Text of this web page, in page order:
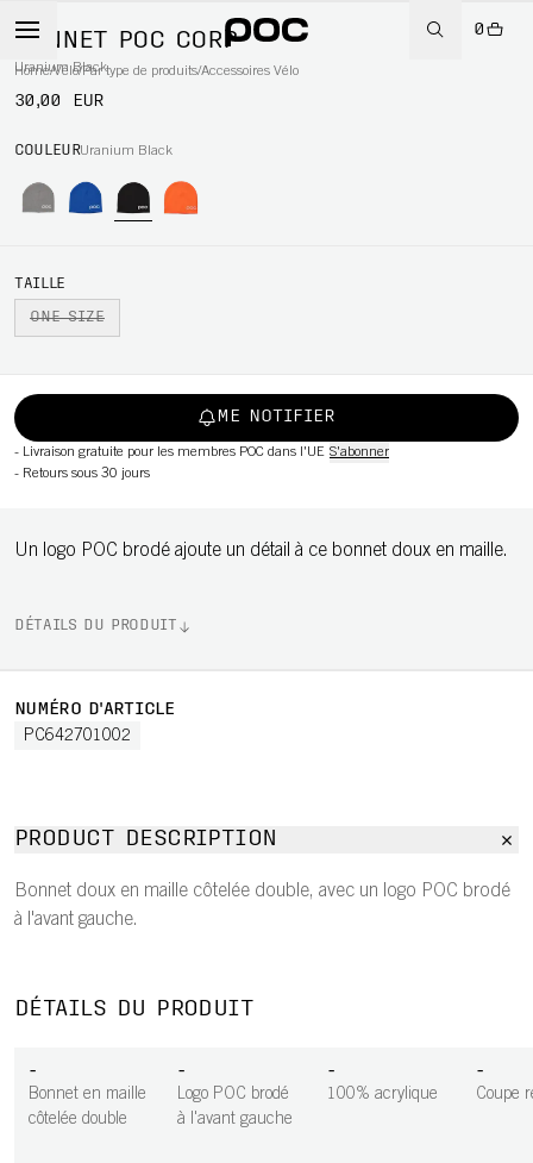
0
Home/Vélo/Par type de produits/Accessoires Vélo
BONNET POC CORP
Uranium Black
30,00 EUR
COULEURUranium Black
TAILLE
ONE SIZE
ME NOTIFIER
- Livraison gratuite pour les membres POC dans l'UE S'abonner
- Retours sous 30 jours
Un logo POC brodé ajoute un détail à ce bonnet doux en maille.
DÉTAILS DU PRODUIT
NUMÉRO D'ARTICLE
PC642701002
PRODUCT DESCRIPTION
Bonnet doux en maille côtelée double, avec un logo POC brodé
à l'avant gauche.
DÉTAILS DU PRODUIT
-
Bonnet en maille
côtelée double
-
Logo POC brodé
à l'avant gauche
-
100% acrylique
-
Coupe